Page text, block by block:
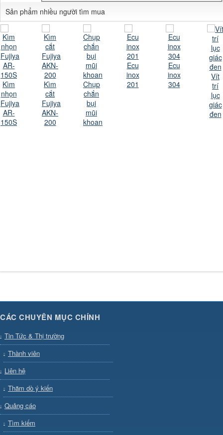
Sản phẩm nhiều người tìm mua
Kìm
nhọn
Fujiya
AR-
150S
Kìm
cắt
Fujiya
AKN-
200
Chụp
chắn
bụi
mũi
khoan
Ecu
inox
201
Ecu
inox
304
Vít
trí
lục
giác
đen
CÁC CHUYÊN MỤC CHÍNH
Tin Tức & Thị trường
Thành viên
Liên hệ
Thăm dò ý kiến
Quảng cáo
Tìm kiếm